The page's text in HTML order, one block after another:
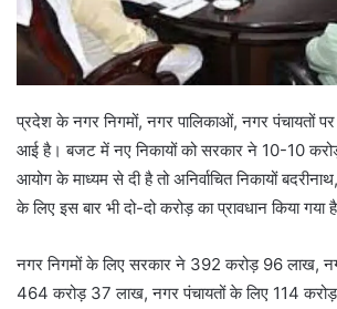
प्रदेश के नगर निगमों, नगर पालिकाओं, नगर पंचायतों
आई है। बजट में नए निकायों को सरकार ने 10-10 करोड़
आयोग के माध्यम से दी है तो अनिर्वाचित निकायों
के लिए इस बार भी दो-दो करोड़ का प्रावधान किया गया
नगर निगमों के लिए सरकार ने 392 करोड़ 96 लाख,
464 करोड़ 37 लाख, नगर पंचायतों के लिए 114